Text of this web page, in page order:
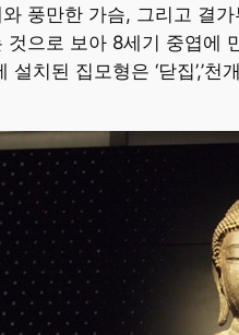
풍만한 가슴, 그리고 결
것으로 보아 8세기 중엽에
설치된 집모형은 ‘닫집’,’